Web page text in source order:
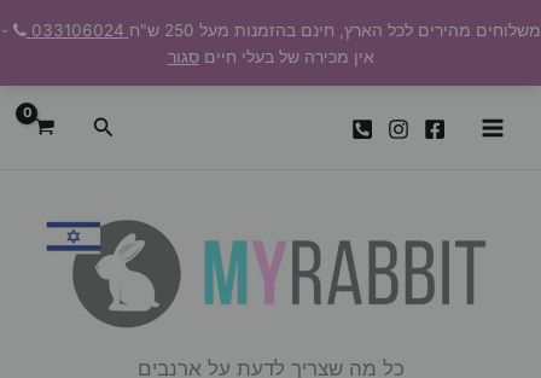
לתוכן
משלוחים מהירים לכל הארץ, חינם בהזמנות מעל 250 ש"ח
-
אין מכירה של בעלי חייםסגור
חיפוש
כל מה שצריך לדעת על ארנבים